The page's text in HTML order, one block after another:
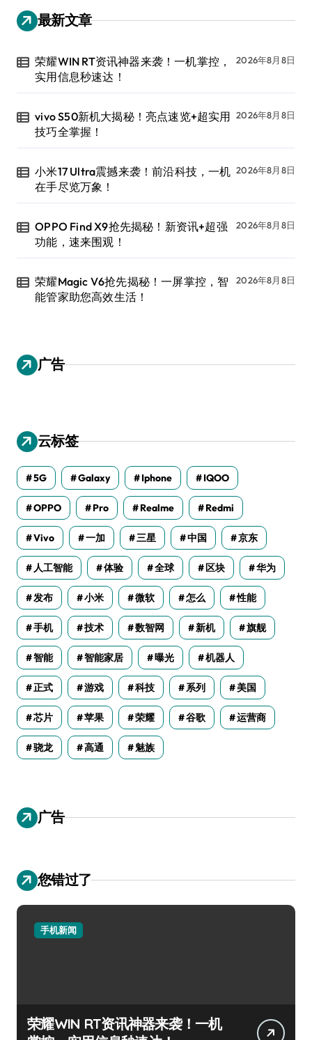
最新文章
荣耀WIN RT资讯神器来袭！一机掌控，
实用信息秒速达！
2026年8月8日
vivo S50新机大揭秘！亮点速览+超实用
技巧全掌握！
2026年8月8日
小米17 Ultra震撼来袭！前沿科技，一机
在手尽览万象！
2026年8月8日
OPPO Find X9抢先揭秘！新资讯+超强
功能，速来围观！
2026年8月8日
荣耀Magic V6抢先揭秘！一屏掌控，智
能管家助您高效生活！
2026年8月8日
广告
云标签
5G Galaxy Iphone IQOO
OPPO Pro Realme Redmi
Vivo 一加 三星 中国 京东
人工智能 体验 全球 区块 华为
发布 小米 微软 怎么 性能
手机 技术 数智网 新机 旗舰
智能 智能家居 曝光 机器人
正式 游戏 科技 系列 美国
芯片 苹果 荣耀 谷歌 运营商
骁龙 高通 魅族
广告
您错过了
手机新闻
荣耀WIN RT资讯神器来袭！一机